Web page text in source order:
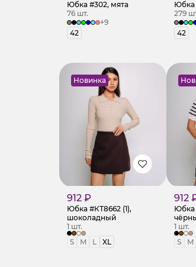
Юбка #302, мята
76 шт.
+9
42
Юбка
279
42
Новинка
912 ₽
Юбка #КТ8662 (1),
шоколадный
1 шт.
S
M L XL
912
Юбка
1 шт.
S
M